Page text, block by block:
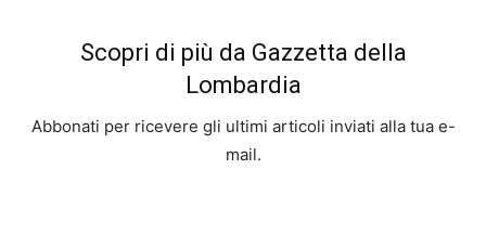
Scopri di più da Gazzetta della
Lombardia
Abbonati per ricevere gli ultimi articoli inviati alla tua e-
mail.